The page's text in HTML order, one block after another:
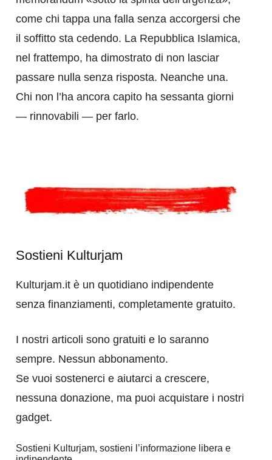
come chi tappa una falla senza accorgersi che
il soffitto sta cedendo. La Repubblica Islamica,
nel frattempo, ha dimostrato di non lasciar
passare nulla senza risposta. Neanche una.
Chi non l’ha ancora capito ha sessanta giorni
— rinnovabili — per farlo.
Sostieni Kulturjam
Kulturjam.it è un quotidiano indipendente
senza finanziamenti, completamente gratuito.
I nostri articoli sono gratuiti e lo saranno
sempre. Nessun abbonamento.
Se vuoi sostenerci e aiutarci a crescere,
nessuna donazione, ma puoi acquistare i nostri
gadget.
Sostieni Kulturjam, sostieni l’informazione libera e